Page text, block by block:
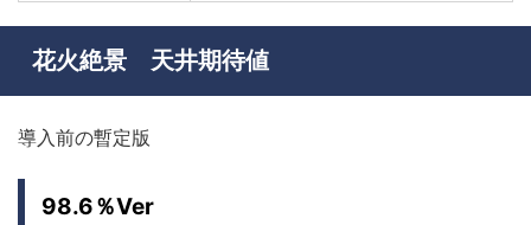
花火絶景 天井期待値
導入前の暫定版
98.6％Ver